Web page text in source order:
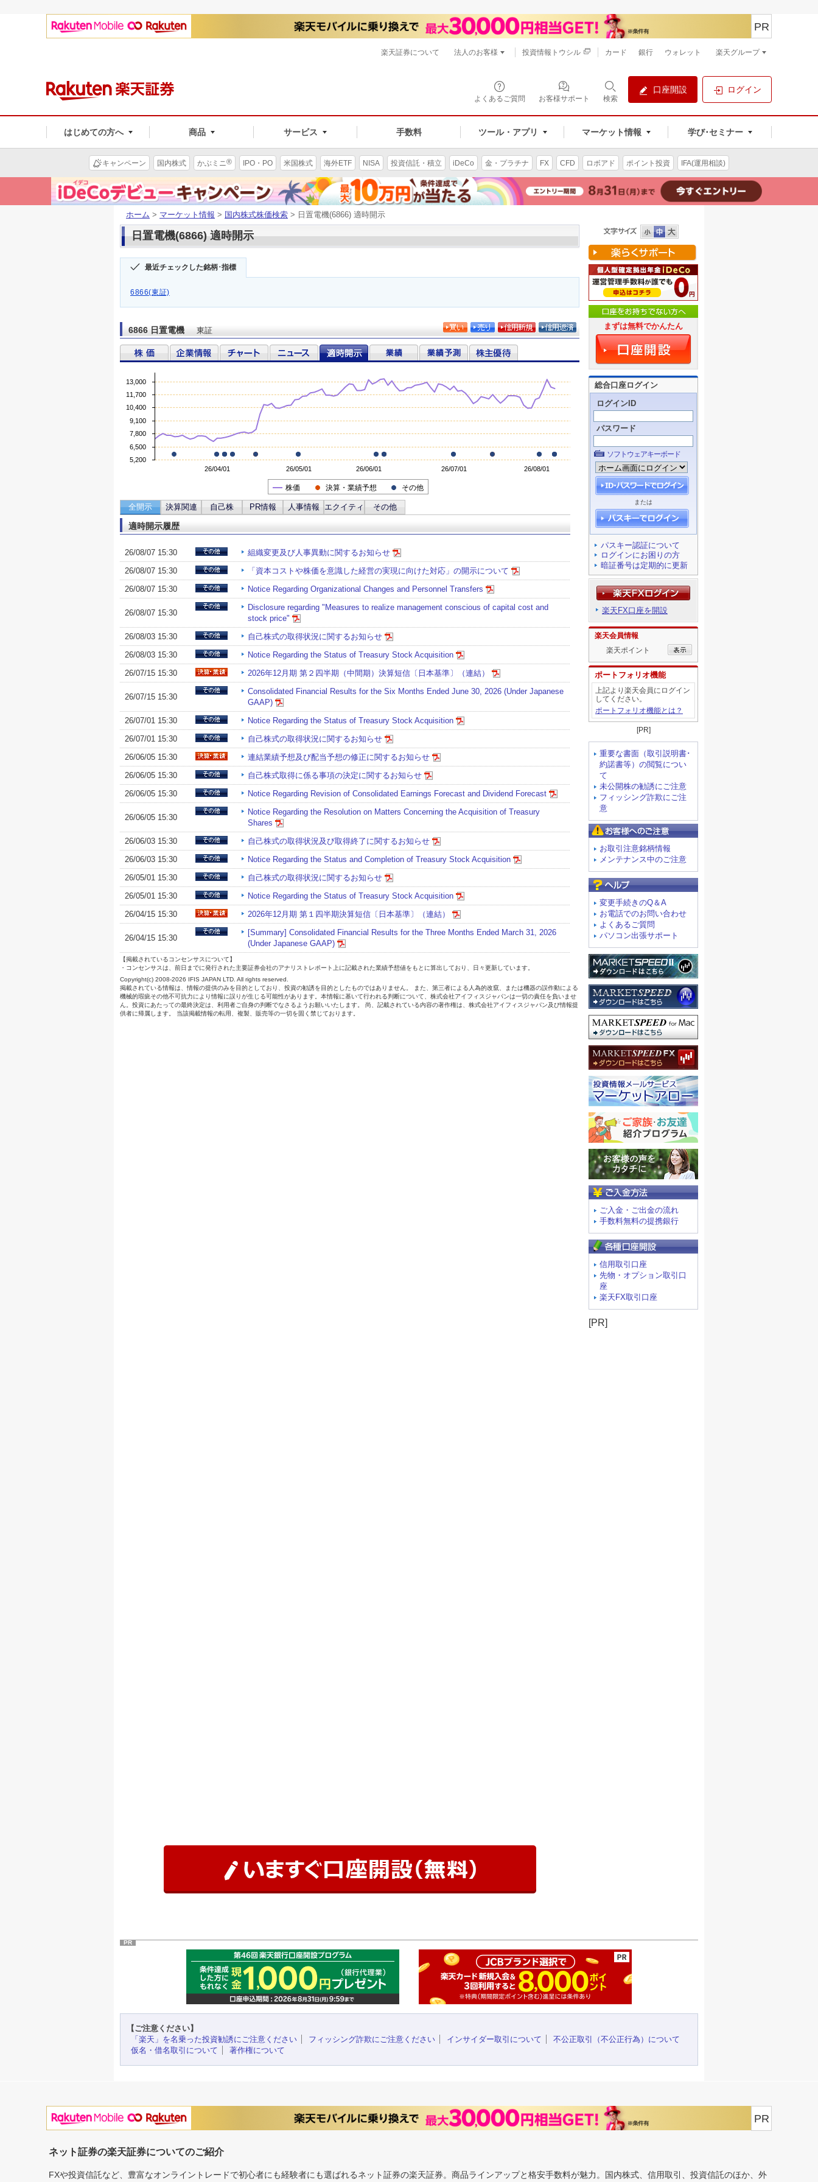
よくあるご質問 お客様サポート 検索
口座開設 ログイン
はじめての方へ 商品 サービス 手数料 ツール・アプリ マーケット情報 学び･セミナー
PR
楽天証券について 法人のお客様 投資情報トウシル カード 銀行 ウォレット 楽天グループ
キャンペーン 国内株式 かぶミニ® IPO・PO 米国株式 海外ETF NISA 投資信託・積立 iDeCo 金・プラチナ FX CFD ロボアド ポイント投資 IFA(運用相談)
ホーム > マーケット情報 > 国内株式株価検索 > 日置電機(6866) 適時開示
日置電機(6866) 適時開示
最近チェックした銘柄･指標
6866(東証)
6866 日置電機 東証 まずは無料でかんたん
総合口座ログイン
ログインID
パスワード
ソフトウェアキーボード
または
パスキー認証について
ログインにお困りの方
暗証番号は定期的に更新
楽天FX口座を開設
楽天会員情報
楽天ポイント
ポートフォリオ機能
上記より楽天会員にログイン
してください。
ポートフォリオ機能とは？
[PR]
重要な書面（取引説明書･
約諾書等）の閲覧につい
て
未公開株の勧誘にご注意
フィッシング詐欺にご注
意
お取引注意銘柄情報
メンテナンス中のご注意
変更手続きのQ＆A
お電話でのお問い合わせ
よくあるご質問
パソコン出張サポート
ご入金・ご出金の流れ
手数料無料の提携銀行
信用取引口座
先物・オプション取引口
座
楽天FX取引口座
[PR]
PR
【ご注意ください】
「楽天」を名乗った投資勧誘にご注意ください
フィッシング詐欺にご注意ください インサイダー取引について
不公正取引（不公正行為）について
仮名・借名取引について
著作権について
PR
ネット証券の楽天証券についてのご紹介
FXや投資信託など、豊富なオンライントレードで初心者にも経験者にも選ばれるネット証券の楽天証券。商品ラインアップと格安手数料が魅力。国内株式、信用取引、投資信託のほか、外